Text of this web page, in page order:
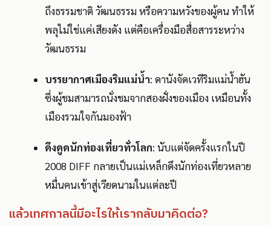
ถึงธรรมชาติ วัฒนธรรม หรือความหวังของผู้คน ทำให้
พลุไม่ใช่แค่เสียงดัง แต่คือเครื่องมือสื่อสารระหว่าง
วัฒนธรรม
บรรยากาศเมืองริมแม่น้ำ: ดานังจัดเวทีริมแม่น้ำฮัน
ซึ่งผู้ชมสามารถนั่งชมจากสองฝั่งของเมือง เหมือนทั้ง
เมืองรวมใจกันมองฟ้า
ดึงดูดนักท่องเที่ยวทั่วโลก: นับแต่จัดครั้งแรกในปี
2008 DIFF กลายเป็นแม่เหล็กดึงนักท่องเที่ยวหลาย
หมื่นคนเข้าสู่เวียดนามในแต่ละปี
แล้วเทศกาลนี้มีอะไรให้เรากลับมาคิดต่อ?